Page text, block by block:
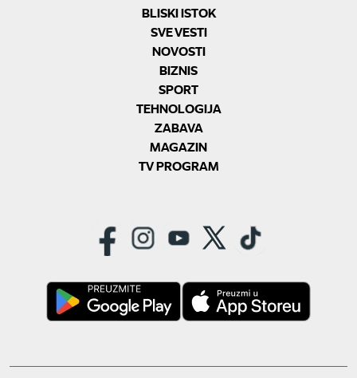
BLISKI ISTOK
SVE VESTI
NOVOSTI
BIZNIS
SPORT
TEHNOLOGIJA
ZABAVA
MAGAZIN
TV PROGRAM